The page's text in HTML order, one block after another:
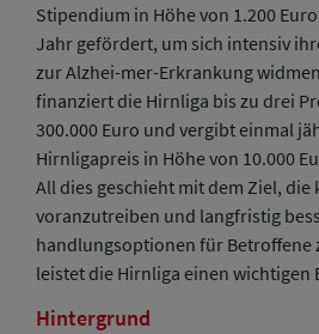
Stipendium in Höhe von 1.200
Jahr gefördert, um sich intensiv
zur Alzhei-mer-Erkrankung
finanziert die Hirnliga bis zu drei
300.000 Euro und vergibt einmal
Hirnligapreis in Höhe von 10.000
All dies geschieht mit dem Ziel,
voranzutreiben und langfristig
handlungsoptionen für Betroffene
leistet die Hirnliga einen wichtigen
Hintergrund